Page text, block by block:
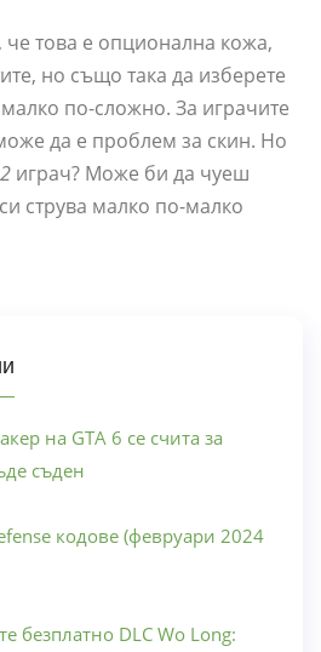
това е опционална кожа,
но също така да изберете
по-сложно. За играчите
да е проблем за скин. Но
играч? Може би да чуеш
струва малко по-малко
на GTA 6 се счита за
съден
кодове (февруари 2024
безплатно DLC Wo Long: